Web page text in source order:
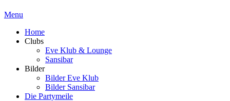
Menu
Home
Clubs
Eve Klub & Lounge
Sansibar
Bilder
Bilder Eve Klub
Bilder Sansibar
Die Partymeile